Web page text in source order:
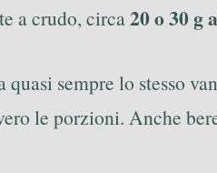
a crudo, circa20 o 30 g
sempre lo stesso
le porzioni. Anche